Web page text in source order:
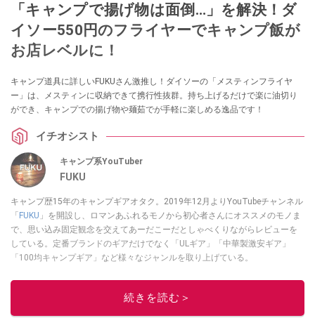
「キャンプで揚げ物は面倒…」を解決！ダ
イソー550円のフライヤーでキャンプ飯が
お店レベルに！
キャンプ道具に詳しいFUKUさん激推し！ダイソーの「メスティンフライヤ
ー」は、メスティンに収納できて携行性抜群。持ち上げるだけで楽に油切り
ができ、キャンプでの揚げ物や麺茹でが手軽に楽しめる逸品です！
イチオシスト
キャンプ系YouTuber
FUKU
キャンプ歴15年のキャンプギアオタク。2019年12月よりYouTubeチャンネル
「 FUKU 」を開設し、ロマンあふれるモノから初心者さんにオススメのモノま
で、思い込み固定観念を交えてあーだこーだとしゃべくりながらレビューを
している。定番ブランドのギアだけでなく「ULギア」「中華製激安ギア」
「100均キャンプギア」など様々なジャンルを取り上げている。
このイチオシストの他の記事を読む
続きを読む＞